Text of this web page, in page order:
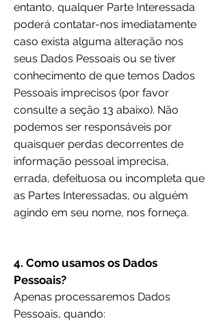
entanto, qualquer Parte Interessada
poderá contatar-nos imediatamente
caso exista alguma alteração nos
seus Dados Pessoais ou se tiver
conhecimento de que temos Dados
Pessoais imprecisos (por favor
consulte a seção 13 abaixo). Não
podemos ser responsáveis por
quaisquer perdas decorrentes de
informação pessoal imprecisa,
errada, defeituosa ou incompleta que
as Partes Interessadas, ou alguém
agindo em seu nome, nos forneça.
4. Como usamos os Dados
Pessoais?
Apenas processaremos Dados
Pessoais, quando: